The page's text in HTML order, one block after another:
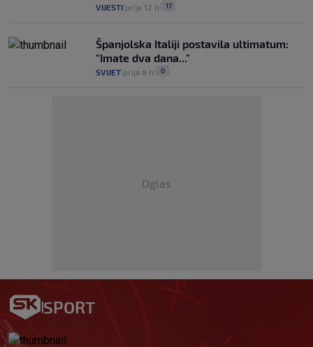
VIJESTI prije 12 h 17
Španjolska Italiji postavila ultimatum:
"Imate dva dana..."
SVIJET prije 8 h 0
Oglas
SPORT